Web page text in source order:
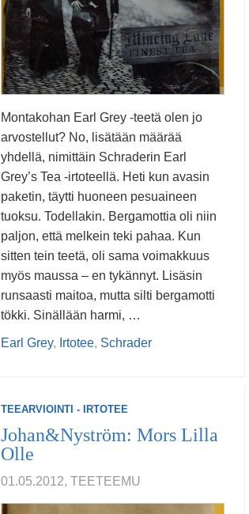
Montakohan Earl Grey -teetä olen jo
arvostellut? No, lisätään määrää
yhdellä, nimittäin Schraderin Earl
Grey’s Tea -irtoteellä. Heti kun avasin
paketin, täytti huoneen pesuaineen
tuoksu. Todellakin. Bergamottia oli niin
paljon, että melkein teki pahaa. Kun
sitten tein teetä, oli sama voimakkuus
myös maussa – en tykännyt. Lisäsin
runsaasti maitoa, mutta silti bergamotti
tökki. Sinällään harmi, …
Earl Grey, Irtotee, Schrader
TEEARVIOINTI - IRTOTEE
Johan&Nyström: Mors Lilla
Olle
01.05.2012, TEETEEMU